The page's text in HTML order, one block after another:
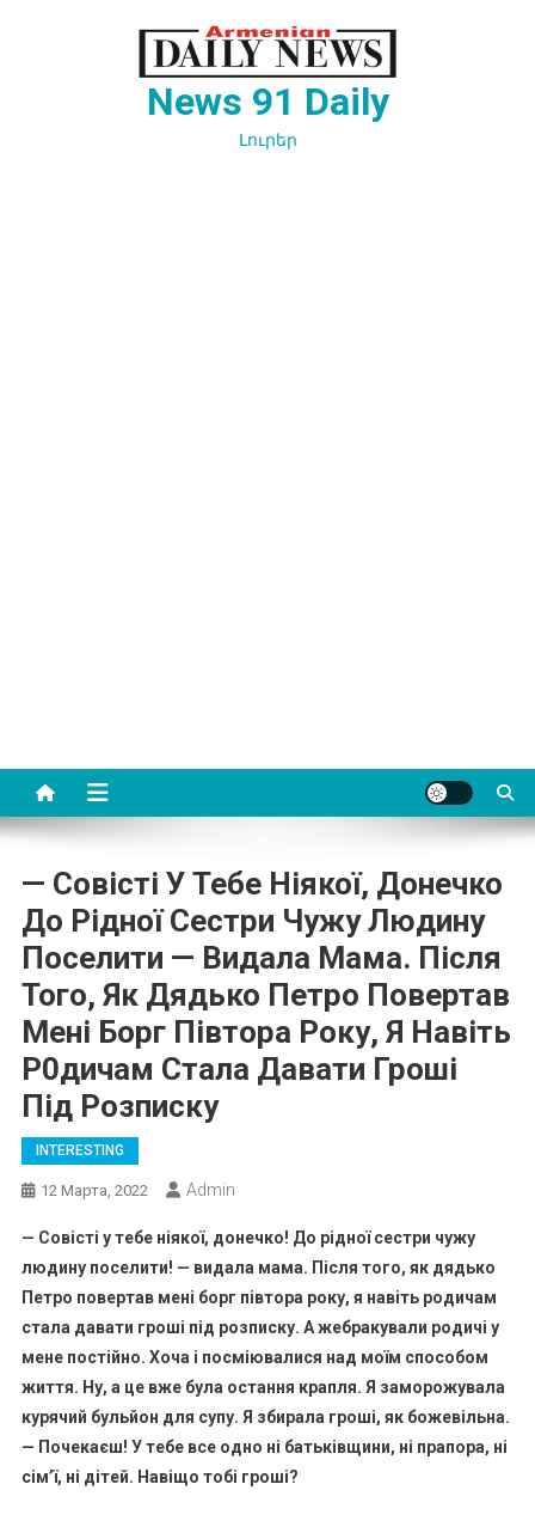
News 91 Daily
Լուրեր
— Совісті У Тебе Ніякої, Донечко
До Рідної Сестри Чужу Людину
Поселити — Видала Мама. Після
Того, Як Дядько Петро Повертав
Мені Борг Півтора Року, Я Навіть
Р0дичам Стала Давати Гроші
Під Розписку
INTERESTING
12 Марта, 2022 Admin
— Совісті у тебе ніякої, донечко! До рідної сестри чужу
людину поселити! — видала мама. Після того, як дядько
Петро повертав мені борг півтора року, я навіть родичам
стала давати гроші під розписку. А жебракували родичі у
мене постійно. Хоча і посміювалися над моїм способом
життя. Ну, а це вже була остання крапля. Я заморожувала
курячий бульйон для супу. Я збирала гроші, як божевільна.
— Почекаєш! У тебе все одно ні батьківщини, ні прапора, ні
сім’ї, ні дітей. Навіщо тобі гроші?